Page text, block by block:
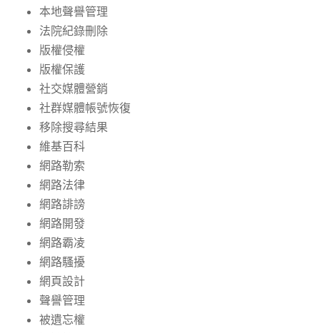
本地聲譽管理
法院紀錄刪除
版權侵權
版權保護
社交媒體營銷
社群媒體帳號恢復
移除搜尋結果
維基百科
網路勒索
網路法律
網路誹謗
網路開發
網路霸凌
網路騷擾
網頁設計
聲譽管理
被遺忘權